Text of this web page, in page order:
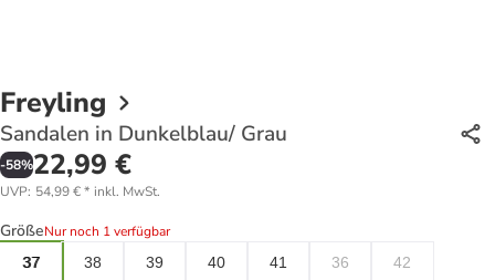
Freyling
Sandalen in Dunkelblau/ Grau
-58%22,99 €
UVP: 54,99 €* inkl. MwSt.
GrößeNur noch 1 verfügbar
37
38 39 40 41 36 42